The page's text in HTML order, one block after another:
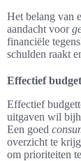
Het belang van
aandacht voor
financiële
schulden raakt
Effectief
Effectief
uitgaven wil
Een goed
overzicht te
om prioriteiten